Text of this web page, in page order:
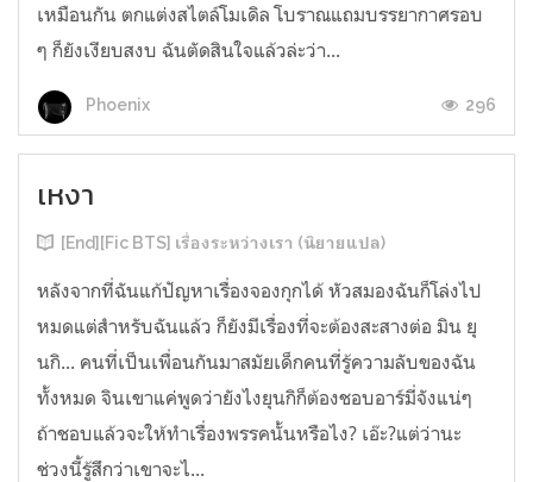
เหมือนกัน ตกแต่งสไตล์โมเดิล โบราณแถมบรรยากาศรอบ
ๆ ก็ยังเงียบสงบ ฉันตัดสินใจแล้วล่ะว่า...
Phoenix 296
เหงา
[End][Fic BTS] เรื่องระหว่างเรา (นิยายแปล)
หลังจากที่ฉันแก้ปัญหาเรื่องจองกุกได้ หัวสมองฉันก็โล่งไป
หมดแต่สำหรับฉันแล้ว ก็ยังมีเรื่องที่จะต้องสะสางต่อ มิน ยุ
นกิ... คนที่เป็นเพื่อนกันมาสมัยเด็กคนที่รู้ความลับของฉัน
ทั้งหมด จินเขาแค่พูดว่ายังไงยุนกิก็ต้องชอบอาร์มี่จังแน่ๆ
ถ้าชอบแล้วจะให้ทำเรื่องพรรคนั้นหรือไง? เอ๊ะ?แต่ว่านะ
ช่วงนี้รู้สึกว่าเขาจะไ...